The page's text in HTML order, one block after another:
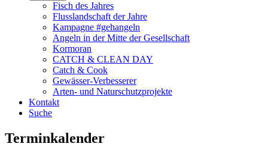
Fisch des Jahres
Flusslandschaft der Jahre
Kampagne #gehangeln
Angeln in der Mitte der Gesellschaft
Kormoran
CATCH & CLEAN DAY
Catch & Cook
Gewässer-Verbesserer
Arten- und Naturschutzprojekte
Kontakt
Suche
Terminkalender